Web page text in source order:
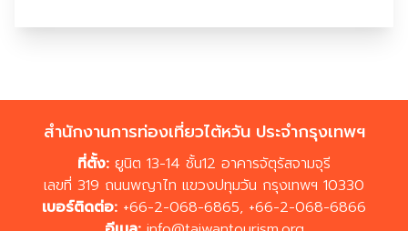
สำนักงานการท่องเที่ยวไต้หวัน ประจำกรุงเทพฯ
ที่ตั้ง: ยูนิต 13-14 ชั้น12 อาคารจัตุรัสจามจุรี
เลขที่ 319 ถนนพญาไท แขวงปทุมวัน กรุงเทพฯ 10330
เบอร์ติดต่อ: +66-2-068-6865, +66-2-068-6866